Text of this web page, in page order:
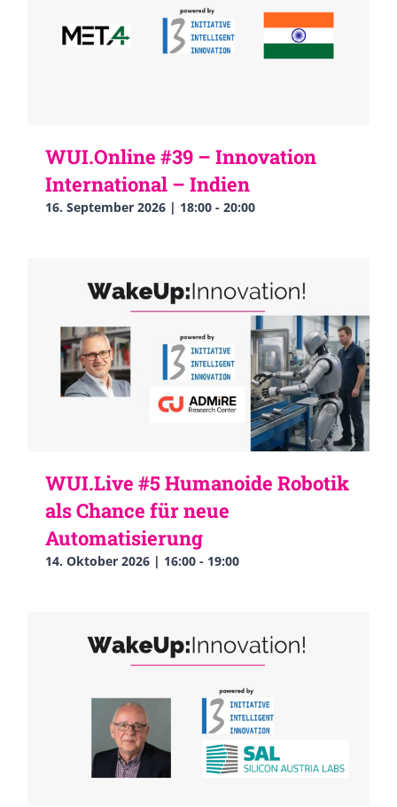
WUI.Online #39 – Innovation
International – Indien
16. September 2026 | 18:00 - 20:00
WUI.Live #5 Humanoide Robotik
als Chance für neue
Automatisierung
14. Oktober 2026 | 16:00 - 19:00